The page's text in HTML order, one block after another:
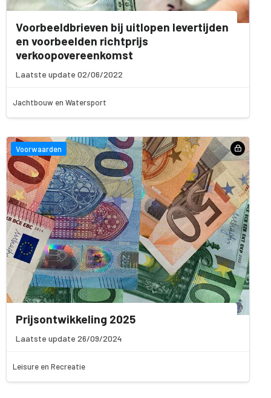
Voorbeeldbrieven bij uitlopen levertijden
en voorbeelden richtprijs
verkoopovereenkomst
Laatste update 02/06/2022
Jachtbouw en Watersport
Voorwaarden
Prijsontwikkeling 2025
Laatste update 26/09/2024
Leisure en Recreatie